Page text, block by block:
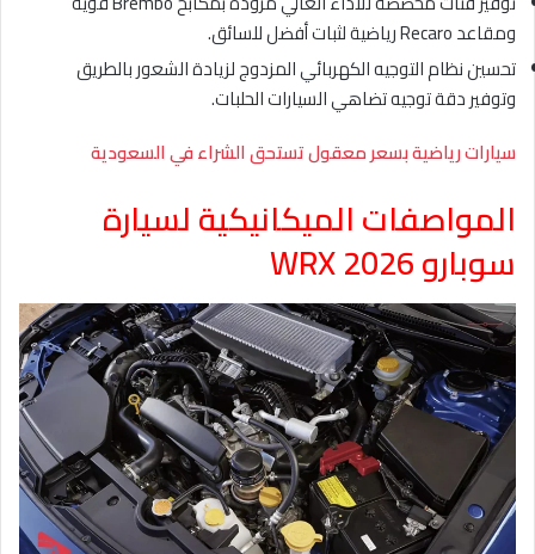
ومقاعد Recaro رياضية لثبات أفضل للسائق.
تحسين نظام التوجيه الكهربائي المزدوج لزيادة الشعور بالطريق
وتوفير دقة توجيه تضاهي السيارات الحلبات.
سيارات رياضية بسعر معقول تستحق الشراء في السعودية
المواصفات الميكانيكية لسيارة
سوبارو WRX 2026